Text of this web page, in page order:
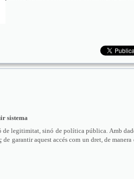
sistema
de legitimitat, sinó de política pública. Amb
garantir aquest accés com un dret, de